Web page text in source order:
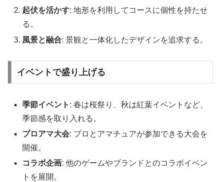
起伏を活かす: 地形を利用してコースに個性を持たせ
る。
風景と融合: 景観と一体化したデザインを追求する。
イベントで盛り上げる
季節イベント : 春は桜祭り、秋は紅葉イベントなど、
季節感を取り入れる。
プロアマ大会: プロとアマチュアが参加できる大会を
開催。
コラボ企画: 他のゲームやブランドとのコラボイベン
トを展開。